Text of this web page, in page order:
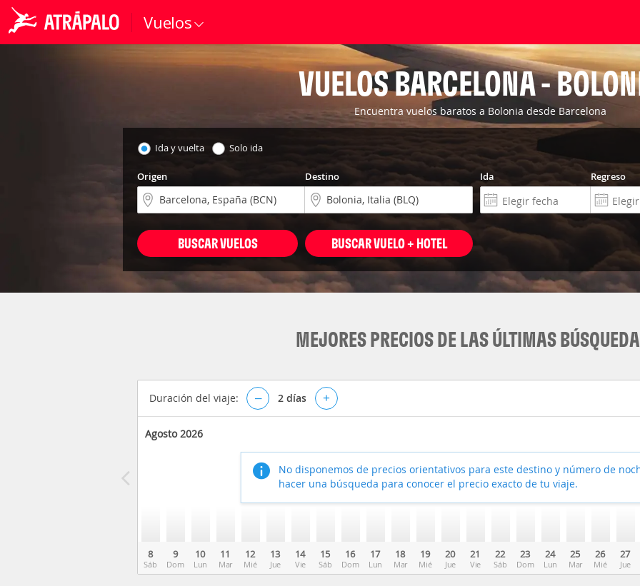
Vuelos
VUELOS BARCELONA -
Encuentra vuelos baratos a Bolonia desde Barcelona
Ida y vuelta Solo ida
Origen Destino Ida Regreso
BUSCAR VUELOS BUSCAR VUELO + HOTEL
MEJORES PRECIOS DE LAS ÚLTIMAS
Duración del viaje: – 2 días +
Agosto 2026
8
Sáb
9
Dom
10
Lun
11
Mar
12
Mié
13
Jue
14
Vie
15
Sáb
16
Dom
17
Lun
18
Mar
19
Mié
20
Jue
21
Vie
22
Sáb
23
Dom
24
Lun
25
Mar
26
Mié
27
Jue
No disponemos de precios orientativos para este destino y número de
hacer una búsqueda para conocer el precio exacto de tu viaje.